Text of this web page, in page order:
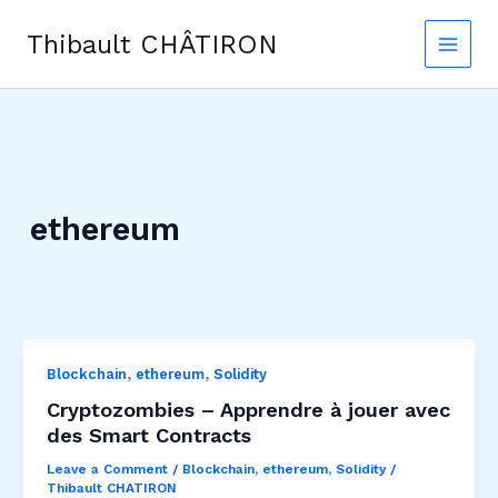
contentThibault CHÂTIRON
ethereum
Blockchain, ethereum, Solidity
Cryptozombies – Apprendre à jouer avec
des Smart Contracts
Leave a Comment / Blockchain, ethereum, Solidity/
Thibault CHATIRON